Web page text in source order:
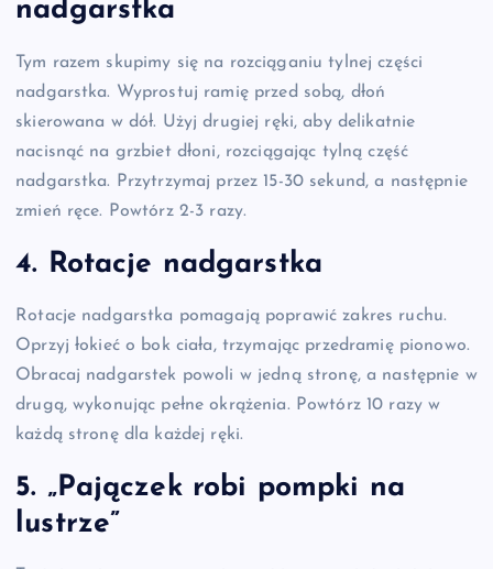
nadgarstka
Tym razem skupimy się na rozciąganiu tylnej części
nadgarstka. Wyprostuj ramię przed sobą, dłoń
skierowana w dół. Użyj drugiej ręki, aby delikatnie
nacisnąć na grzbiet dłoni, rozciągając tylną część
nadgarstka. Przytrzymaj przez 15-30 sekund, a następnie
zmień ręce. Powtórz 2-3 razy.
4. Rotacje nadgarstka
Rotacje nadgarstka pomagają poprawić zakres ruchu.
Oprzyj łokieć o bok ciała, trzymając przedramię pionowo.
Obracaj nadgarstek powoli w jedną stronę, a następnie w
drugą, wykonując pełne okrążenia. Powtórz 10 razy w
każdą stronę dla każdej ręki.
5. „Pajączek robi pompki na
lustrze”